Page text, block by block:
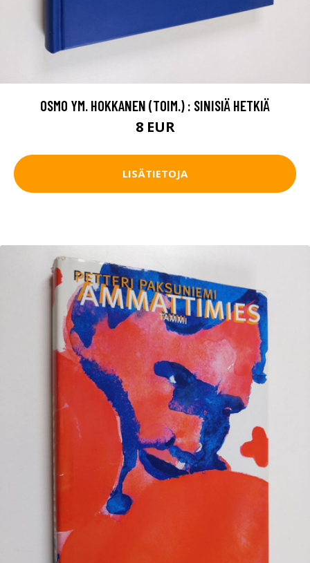
OSMO YM. HOKKANEN (TOIM.) : SINISIÄ HETKIÄ
8 EUR
LISÄTIETOJA